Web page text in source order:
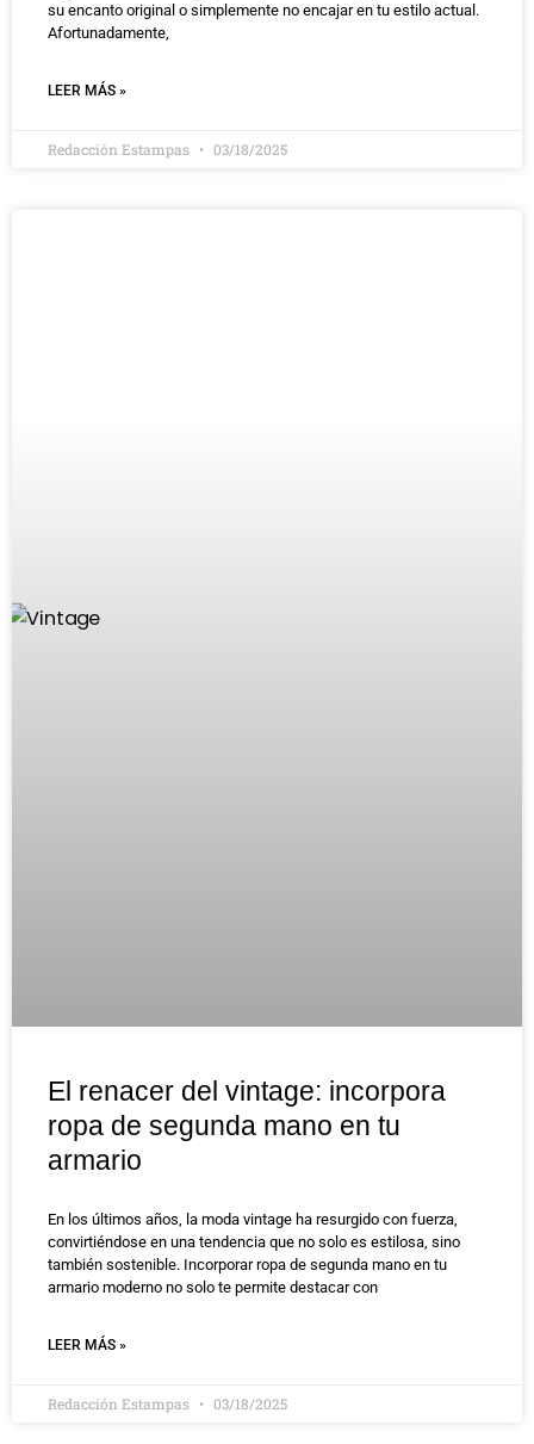
su encanto original o simplemente no encajar en tu estilo actual.
Afortunadamente,
LEER MÁS »
Redacción Estampas 03/18/2025
El renacer del vintage: incorpora
ropa de segunda mano en tu
armario
En los últimos años, la moda vintage ha resurgido con fuerza,
convirtiéndose en una tendencia que no solo es estilosa, sino
también sostenible. Incorporar ropa de segunda mano en tu
armario moderno no solo te permite destacar con
LEER MÁS »
Redacción Estampas 03/18/2025